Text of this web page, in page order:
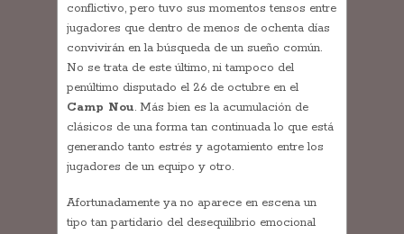
conflictivo, pero tuvo sus momentos tensos entre
jugadores que dentro de menos de ochenta días
convivirán en la búsqueda de un sueño común.
No se trata de este último, ni tampoco del
penúltimo disputado el 26 de octubre en el
Camp Nou. Más bien es la acumulación de
clásicos de una forma tan continuada lo que está
generando tanto estrés y agotamiento entre los
jugadores de un equipo y otro.
Afortunadamente ya no aparece en escena un
tipo tan partidario del desequilibrio emocional